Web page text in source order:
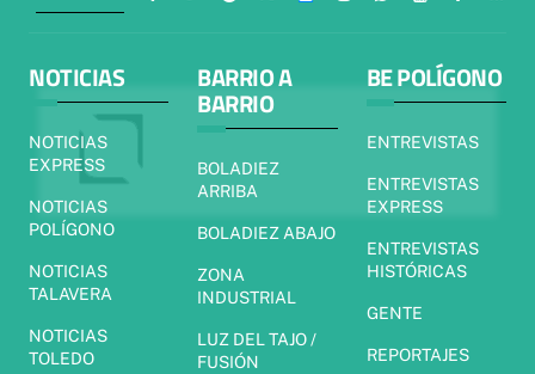
NOTICIAS
NOTICIAS
EXPRESS
NOTICIAS
POLÍGONO
NOTICIAS
TALAVERA
NOTICIAS
TOLEDO
BARRIO A
BARRIO
BOLADIEZ
ARRIBA
BOLADIEZ ABAJO
ZONA
INDUSTRIAL
LUZ DEL TAJO /
FUSIÓN
BE POLÍGONO
ENTREVISTAS
ENTREVISTAS
EXPRESS
ENTREVISTAS
HISTÓRICAS
GENTE
REPORTAJES